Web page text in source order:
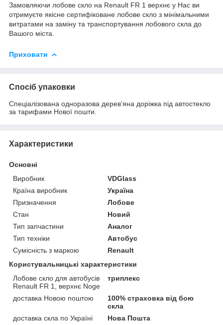
Замовляючи лобове скло на Renault FR 1 верхнє у Нас ви
отримуєте якісне сертифіковане лобове скло з мінімальними
витратами на заміну та транспортування лобового скла до
Вашого міста.
Приховати
Спосіб упаковки
Спеціалізована одноразова дерев’яна доріжка під автостекло
за тарифами Нової пошти.
Характеристики
Основні
Виробник
VDGlass
Країна виробник
Україна
Призначення
Лобове
Стан
Новий
Тип запчастини
Аналог
Тип техніки
Автобус
Сумісність з маркою
Renault
Користувальницькі характеристики
Лобове скло для автобусів
Renault FR 1, верхнє Noge
триплекс
доставка Новою поштою
100% страховка від бою
скла
доставка скла по Україні
Нова Пошта